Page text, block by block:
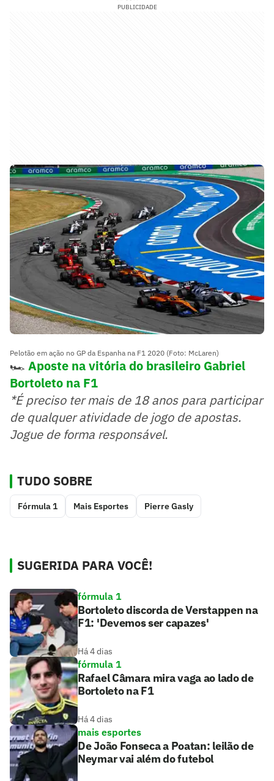
PUBLICIDADE
Pelotão em ação no GP da Espanha na F1 2020 (Foto: McLaren)
🏎️ Aposte na vitória do brasileiro Gabriel
Bortoleto na F1
*É preciso ter mais de 18 anos para participar
de qualquer atividade de jogo de apostas.
Jogue de forma responsável.
TUDO SOBRE
Fórmula 1 Mais Esportes Pierre Gasly
SUGERIDA PARA VOCÊ!
fórmula 1
Bortoleto discorda de Verstappen na
F1: 'Devemos ser capazes'
Há 4 dias
fórmula 1
Rafael Câmara mira vaga ao lado de
Bortoleto na F1
Há 4 dias
mais esportes
De João Fonseca a Poatan: leilão de
Neymar vai além do futebol